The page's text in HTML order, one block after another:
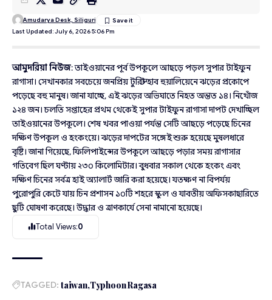
Last Updated: July 6, 2026 5:06 Pm
Amudarya Desk, Siliguri
আমুদরিয়া নিউজ: তাইওয়ানের পূর্ব উপকূলে আছড়ে পড়ল সুপার টাইফুন
রাগাসা। সেখানকার সবচেয়ে জনপ্রিয় টুরিস্ট হাব হুয়ালিয়েনে ঝড়ের প্রকোপে
পড়েছে বহু মানুষ। জানা যাচ্ছে, এই ঝড়ের অভিঘাতে নিহত অন্তত ১৪। নিখোঁজ
১২৪ জন। চলতি সপ্তাহের প্রথম থেকেই সুপার টাইফুন রাগাসা দাপট দেখাচ্ছিল
তাইওয়ানের উপকূলে। শেষ খবর পাওয়া পর্যন্ত সেটি আছড়ে পড়েছে চিনের
দক্ষিণ উপকূল ও হংকংয়ে। ঝড়ের দাপটের সঙ্গেই শুরু হয়েছে মুষলধারে
বৃষ্টি। জানা গিয়েছে, ফিলিপাইন্সের উপকূলে আছড়ে পড়ার সময় রাগাসার
গতিবেগ ছিল ঘণ্টায় ২৩০ কিলোমিটার। বুধবার সকাল থেকে হংকং এবং
দক্ষিণ চিনের সর্বত্র হাই অ্যালার্ট জারি করা হয়েছে। যতক্ষণ না বিপর্যয়
পুরোপুরি কেটে যায় চিন প্রশাসন ১০টি শহরে স্কুল ও যাবতীয় অফিসকাছারিতে
ছুটি ঘোষণা করেছে। উদ্ধার ও ত্রাণকার্যে সেনা নামানো হয়েছে।
Total Views:0
TAGGED: taiwan Typhoon Ragasa